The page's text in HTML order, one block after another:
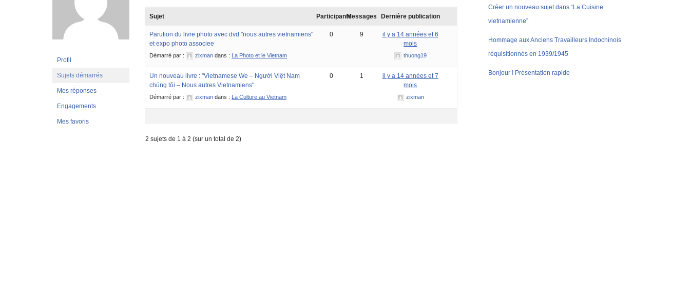
Profil
Sujets démarrés
Mes réponses
Engagements
Mes favoris
Sujet ParticipantsMessages Dernière publication
Parution du livre photo avec dvd "nous autres vietnamiens"
et expo photo associee
Démarré par : zixman dans : La Photo et le Vietnam
0 9
il y a 14 années et 6
mois
thuong19
Un nouveau livre : "Vietnamese We – Người Việt Nam
chúng tôi – Nous autres Vietnamiens"
Démarré par : zixman dans : La Culture au Vietnam
0 1
il y a 14 années et 7
mois
zixman
2 sujets de 1 à 2 (sur un total de 2)
Créer un nouveau sujet dans “La Cuisine
vietnamienne”
Hommage aux Anciens Travailleurs Indochinois
réquisitionnés en 1939/1945
Bonjour ! Présentation rapide